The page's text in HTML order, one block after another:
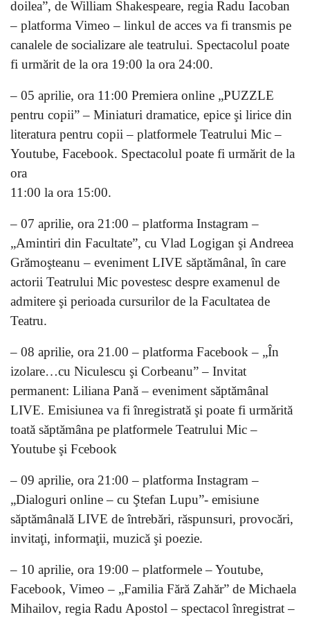
doilea”, de William Shakespeare, regia Radu Iacoban
– platforma Vimeo – linkul de acces va fi transmis pe
canalele de socializare ale teatrului. Spectacolul poate
fi urmărit de la ora 19:00 la ora 24:00.
– 05 aprilie, ora 11:00 Premiera online „PUZZLE
pentru copii” – Miniaturi dramatice, epice şi lirice din
literatura pentru copii – platformele Teatrului Mic –
Youtube, Facebook. Spectacolul poate fi urmărit de la
ora
11:00 la ora 15:00.
– 07 aprilie, ora 21:00 – platforma Instagram –
„Amintiri din Facultate”, cu Vlad Logigan şi Andreea
Grămoşteanu – eveniment LIVE săptămânal, în care
actorii Teatrului Mic povestesc despre examenul de
admitere şi perioada cursurilor de la Facultatea de
Teatru.
– 08 aprilie, ora 21.00 – platforma Facebook – „În
izolare…cu Niculescu şi Corbeanu” – Invitat
permanent: Liliana Pană – eveniment săptămânal
LIVE. Emisiunea va fi înregistrată şi poate fi urmărită
toată săptămâna pe platformele Teatrului Mic –
Youtube şi Fcebook
– 09 aprilie, ora 21:00 – platforma Instagram –
„Dialoguri online – cu Ştefan Lupu”- emisiune
săptămânală LIVE de întrebări, răspunsuri, provocări,
invitaţi, informaţii, muzică şi poezie.
– 10 aprilie, ora 19:00 – platformele – Youtube,
Facebook, Vimeo – „Familia Fără Zahăr” de Michaela
Mihailov, regia Radu Apostol – spectacol înregistrat –